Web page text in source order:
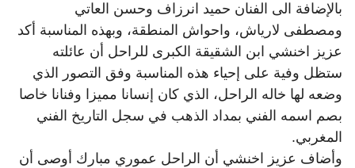
بالإضافة الى الفنان حميد انرزاف وحسن العاتي
ومصطفى لارياش، واحواش المنطقة، وبهذه المناسبة أكد
عزيز اخنشي ابن الشقيقة الكبرى للراحل أن عائلته
ستظل وفية على إحياء هذه المناسبة وفق التصور الذي
وضعه لها خاله الراحل، الذي كان إنسانا مميزا وفنانا خاصا
بصم اسمه الفني بمداد الذهب في سجل التاريخ الفني
المغربي.
وأضاف عزيز اخنشي أن الراحل عموري مبارك أوصى أن